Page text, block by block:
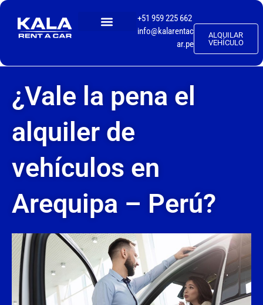
+51 959 225 662
info@kalarentac
ar.pe
ALQUILAR
VEHÍCULO
¿Vale la pena el
alquiler de
vehículos en
Arequipa – Perú?